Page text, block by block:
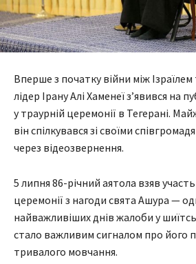
Вперше з початку війни між
лідер Ірану Алі Хаменеї з’явився на
у траурній церемонії в Тегерані.
він спілкувався зі своїми
через відеозвернення.
5 липня 86-річний аятола взяв
церемонії з нагоди свята Ашура —
найважливіших днів жалоби у
стало важливим сигналом про його
тривалого мовчання.